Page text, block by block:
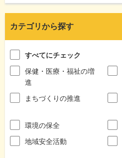
カテゴリから探す
すべてにチェック
保健・医療・福祉の増
進
まちづくりの推進
環境の保全
地域安全活動